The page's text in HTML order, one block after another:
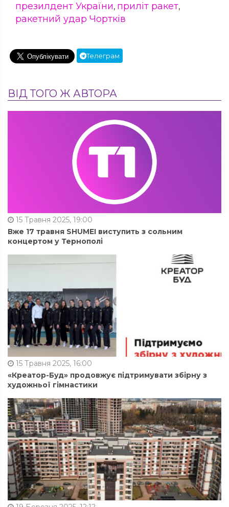
презилдент України, приліт ракет,
ракетний удар Чортків
Телеграм
ВІД ТОГО Ж АВТОРА
15 Травня 2025, 19:00
Вже 17 травня SHUMEI виступить з сольним
концертом у Тернополі
15 Травня 2025, 16:00
«Креатор-Буд» продовжує підтримувати збірну з
художньої гімнастики